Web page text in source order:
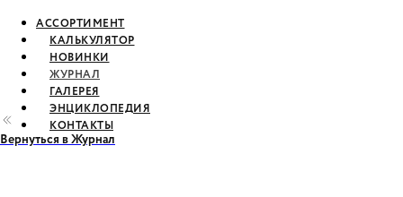
АССОРТИМЕНТ
КАЛЬКУЛЯТОР
НОВИНКИ
ЖУРНАЛ
ГАЛЕРЕЯ
ЭНЦИКЛОПЕДИЯ
КОНТАКТЫ
Вернуться в Журнал